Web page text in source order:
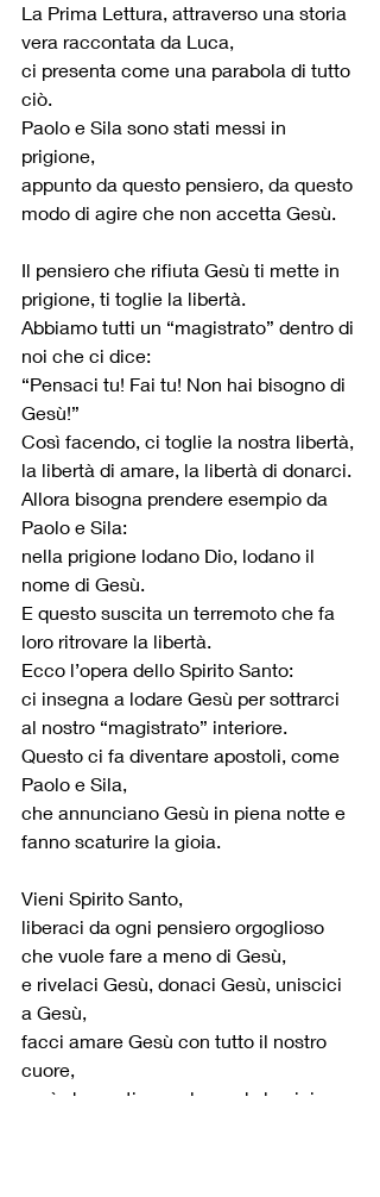
La Prima Lettura, attraverso una storia
vera raccontata da Luca,
ci presenta come una parabola di tutto
ciò.
Paolo e Sila sono stati messi in
prigione,
appunto da questo pensiero, da questo
modo di agire che non accetta Gesù.
Il pensiero che rifiuta Gesù ti mette in
prigione, ti toglie la libertà.
Abbiamo tutti un “magistrato” dentro di
noi che ci dice:
“Pensaci tu! Fai tu! Non hai bisogno di
Gesù!”
Così facendo, ci toglie la nostra libertà,
la libertà di amare, la libertà di donarci.
Allora bisogna prendere esempio da
Paolo e Sila:
nella prigione lodano Dio, lodano il
nome di Gesù.
E questo suscita un terremoto che fa
loro ritrovare la libertà.
Ecco l’opera dello Spirito Santo:
ci insegna a lodare Gesù per sottrarci
al nostro “magistrato” interiore.
Questo ci fa diventare apostoli, come
Paolo e Sila,
che annunciano Gesù in piena notte e
fanno scaturire la gioia.
Vieni Spirito Santo,
liberaci da ogni pensiero orgoglioso
che vuole fare a meno di Gesù,
e rivelaci Gesù, donaci Gesù, uniscici
a Gesù,
facci amare Gesù con tutto il nostro
cuore,
così che portiamo al mondo la gioia